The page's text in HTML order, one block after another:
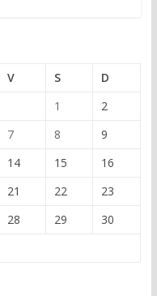
V S
D
1
2
7 8
9
14 15
16
21 22
23
28 29
30